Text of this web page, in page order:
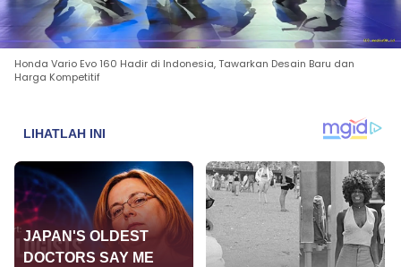
Honda Vario Evo 160 Hadir di Indonesia, Tawarkan Desain Baru dan
Harga Kompetitif